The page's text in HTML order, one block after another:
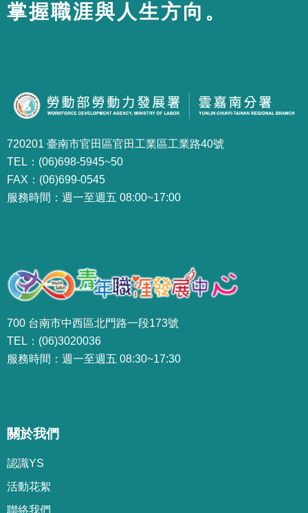
掌握職涯與人生方向。
720201 臺南市官田區官田工業區工業路40號
TEL：(06)698-5945~50
FAX：(06)699-0545
服務時間：週一至週五 08:00~17:00
700 台南市中西區北門路一段173號
TEL：(06)3020036
服務時間：週一至週五 08:30~17:30
關於我們
認識YS
活動花絮
聯絡我們